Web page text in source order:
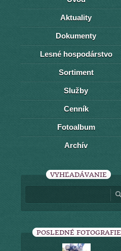
Aktuality
Dokumenty
Lesné hospodárstvo
Sortiment
Služby
Cenník
Fotoalbum
Archív
VYHĽADÁVANIE
POSLEDNÉ FOTOGRAFIE